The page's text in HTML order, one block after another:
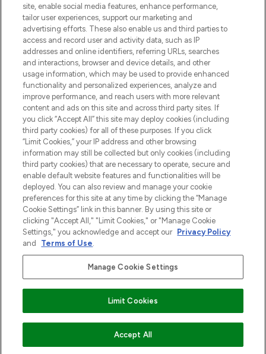
DODAJ DO KOSZYKA
Bądź pierwszą osobą, która dowie się o
najnowszych produktach, od niszowych i
uznanych marek, sezonowych trendach i
otrzyma ekskluzywne artykuły redakcyjne
z Sunday Supplement.
Zgoda na pliki cookie
Do Not Sell or Share My Personal
Information
POMOC & INFORMACJE
WAŻNE INFORMACJE
O LOOKFANTASTIC
2026 The Hut Group
Płać bezpiecznie za pomocą
site, enable social media features, enhance performance,
tailor user experiences, support our marketing and
advertising efforts. These also enable us and third parties to
access and record user and activity data, such as IP
addresses and online identifiers, referring URLs, searches
and interactions, browser and device details, and other
usage information, which may be used to provide enhanced
functionality and personalized experiences, analyze and
improve performance, and reach users with more relevant
content and ads on this site and across third party sites. If
you click “Accept All” this site may deploy cookies (including
third party cookies) for all of these purposes. If you click
“Limit Cookies,” your IP address and other browsing
information may still be collected but only cookies (including
third party cookies) that are necessary to operate, secure and
enable default website features and functionalities will be
deployed. You can also review and manage your cookie
preferences for this site at any time by clicking the “Manage
Cookie Settings” link in this banner. By using this site or
clicking "Accept All," "Limit Cookies," or "Manage Cookie
Settings," you acknowledge and accept our Privacy Policy
and
Terms of Use.
Manage Cookie Settings
Limit Cookies
Accept All